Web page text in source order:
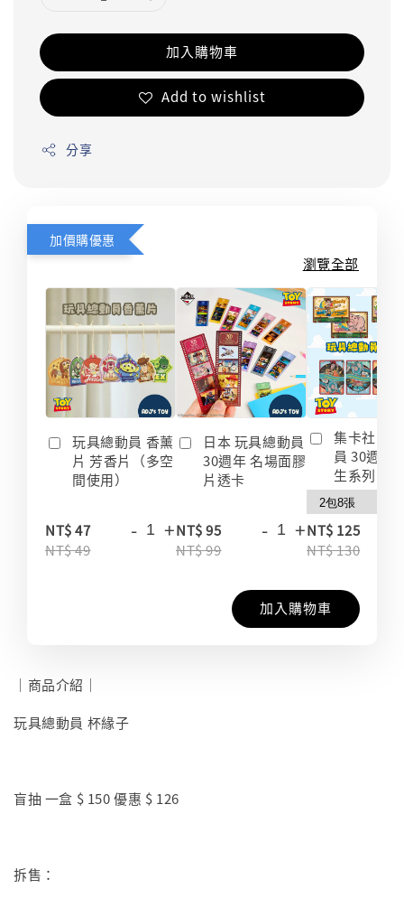
加入購物車
Add to wishlist
分享
加價購優惠
瀏覽全部
玩具總動員 香薰
片 芳香片（多空
間使用）
NT$ 47
NT$ 49
- +
日本 玩具總動員
30週年 名場面膠
片透卡
NT$ 95
NT$ 99
- +
集卡社 玩
員 30週年
生系列 收
NT$ 125
NT$ 130
加入購物車
｜商品介紹｜
玩具總動員 杯緣子
盲抽 一盒 $ 150 優惠 $ 126
拆售：